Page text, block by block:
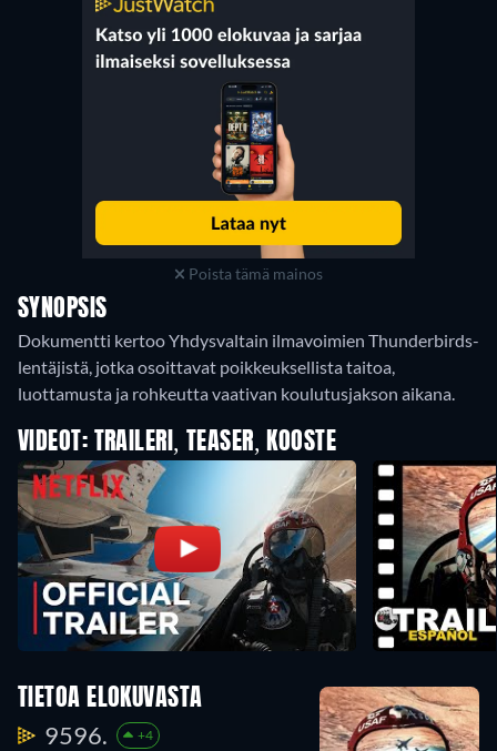
Poista tämä mainos
SYNOPSIS
Dokumentti kertoo Yhdysvaltain ilmavoimien Thunderbirds-
lentäjistä, jotka osoittavat poikkeuksellista taitoa,
luottamusta ja rohkeutta vaativan koulutusjakson aikana.
VIDEOT: TRAILERI, TEASER, KOOSTE
TIETOA ELOKUVASTA
9596. +4